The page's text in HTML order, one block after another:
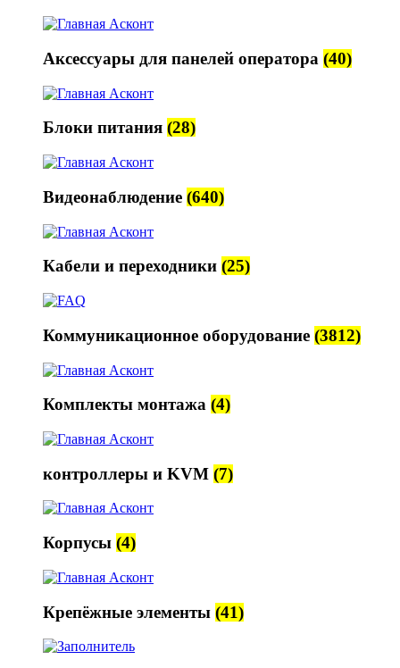
Аксессуары для панелей оператора (40)
Блоки питания (28)
Видеонаблюдение (640)
Кабели и переходники (25)
Коммуникационное оборудование (3812)
Комплекты монтажа (4)
контроллеры и KVM (7)
Корпусы (4)
Крепёжные элементы (41)